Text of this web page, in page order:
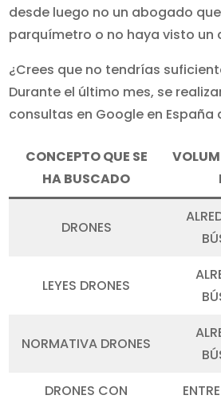
desde luego no un abogado
parquímetro o no haya visto un
¿Crees que no tendrías
Durante el último mes, se
consultas en Google en España
CONCEPTO QUE SE
HA BUSCADO
DRONES
LEYES DRONES
NORMATIVA DRONES
DRONES CON